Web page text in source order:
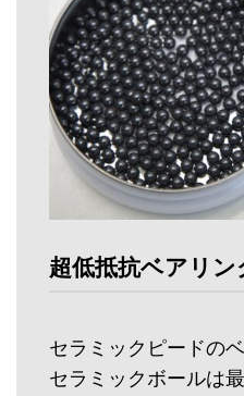
超低抵抗ベアリン
セラミックピードの
セラミックボールは